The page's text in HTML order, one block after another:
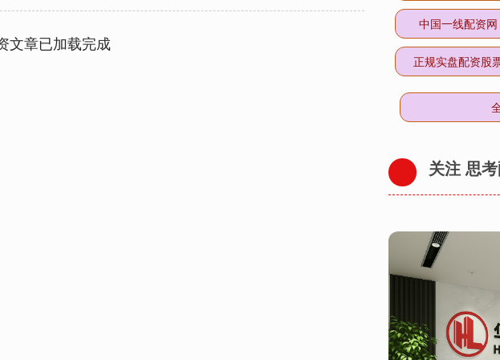
文章已加载完成
中国一线配资网
正规实盘配资股
关注 思